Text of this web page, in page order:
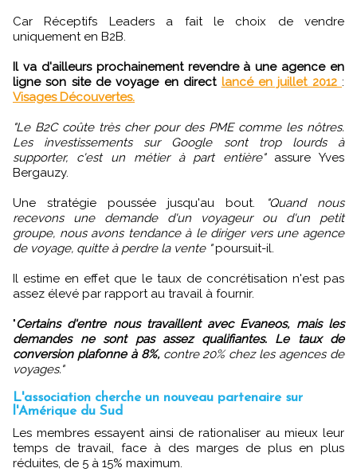
Car Réceptifs Leaders a fait le choix de vendre
uniquement en B2B.
Il va d'ailleurs prochainement revendre à une agence en
ligne son site de voyage en direct lancé en juillet 2012:
Visages Découvertes.
"Le B2C coûte très cher pour des PME comme les nôtres.
Les investissements sur Google sont trop lourds à
supporter, c'est un métier à part entière"assure Yves
Bergauzy.
Une stratégie poussée jusqu'au bout.
"Quand nous
recevons une demande d'un voyageur ou d'un petit
groupe, nous avons tendance à le diriger vers une agence
de voyage, quitte à perdre la vente "poursuit-il.
Il estime en effet que le taux de concrétisation n'est pas
assez élevé par rapport au travail à fournir.
"Certains d'entre nous travaillent avec Evaneos, mais les
demandes ne sont pas assez qualifiantes. Le taux de
conversion plafonne à 8%,contre 20% chez les agences de
voyages."
L'association cherche un nouveau partenaire sur
l'Amérique du Sud
Les membres essayent ainsi de rationaliser au mieux leur
temps de travail, face à des marges de plus en plus
réduites, de 5 à 15% maximum.